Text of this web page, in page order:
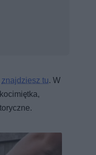
znajdziesz tu. W